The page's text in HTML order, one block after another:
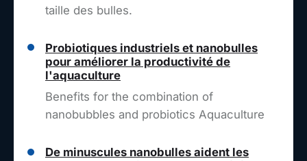
taille des bulles.
Probiotiques industriels et nanobulles
pour améliorer la productivité de
l'aquaculture
Benefits for the combination of
nanobubbles and probiotics Aquaculture
De minuscules nanobulles aident les